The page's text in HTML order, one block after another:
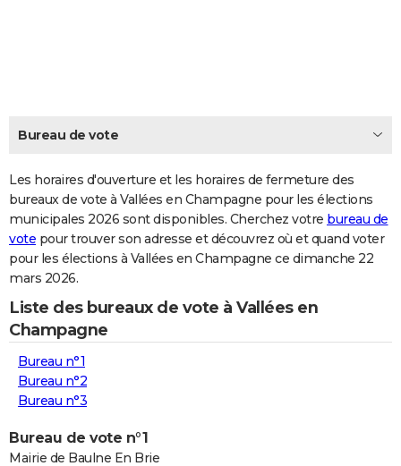
CARTE DE VOEUX
Dictionnaire
Biographies
Citations
Expressions
Proverbes
PROGRAMME TV
COPAINS D'AVANT
S'inscrire
Se connecter
Lycées
Collèges
Primaires
Universités
Entreprises
Service militaire
Avis de recherche
AVIS DE DÉCÈS
FORUM
Bricolage
Lifestyle
Culture
Sport
Auto
Television
Voyage
Cinema
Bureau de vote
Les horaires d'ouverture et les horaires de fermeture des
bureaux de vote à Vallées en Champagne pour les élections
municipales 2026 sont disponibles. Cherchez votre bureau de
vote pour trouver son adresse et découvrez où et quand voter
pour les élections à Vallées en Champagne ce dimanche 22
mars 2026.
Liste des bureaux de vote à Vallées en
Champagne
Bureau n°1
Bureau n°2
Bureau n°3
Bureau de vote n°1
Mairie de Baulne En Brie